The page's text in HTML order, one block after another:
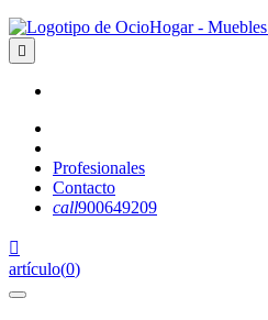

Profesionales
Contacto
call900649209

artículo(0)